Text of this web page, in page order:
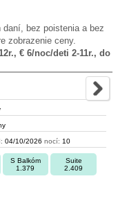
bez poistenia a bez
zobrazenie ceny.
€ 6/noc/deti 2-11r., do
04/10/2026 nocí: 10
S Balkóm
1.379
Suite
2.409